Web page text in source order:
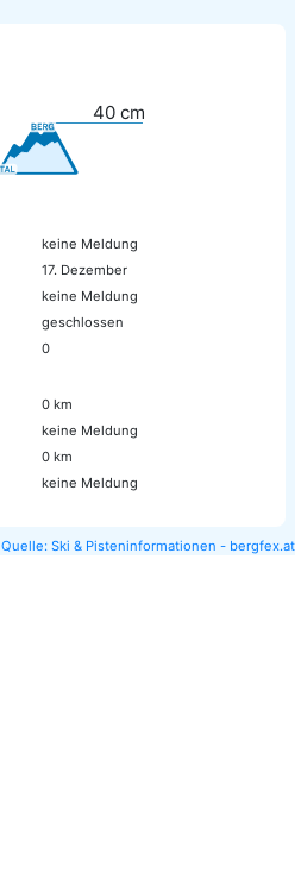
40 cm
keine Meldung
17. Dezember
keine Meldung
geschlossen
0
0 km
keine Meldung
0 km
keine Meldung
Quelle: Ski & Pisteninformationen - bergfex.at